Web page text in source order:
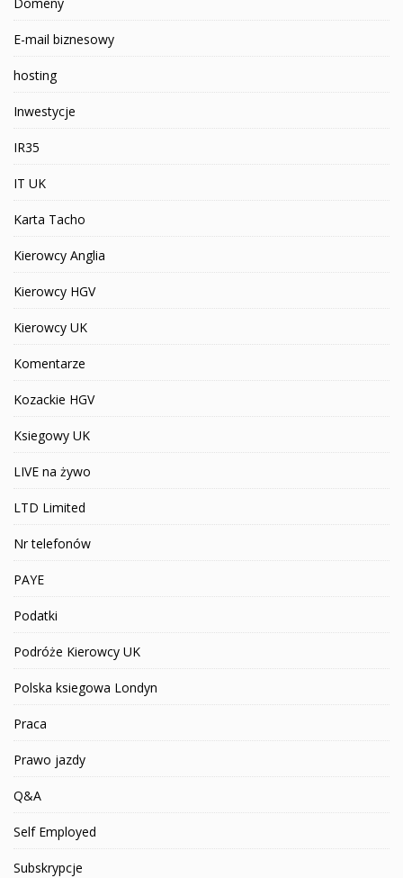
E-mail biznesowy
hosting
Inwestycje
IR35
IT UK
Karta Tacho
Kierowcy Anglia
Kierowcy HGV
Kierowcy UK
Komentarze
Kozackie HGV
Ksiegowy UK
LIVE na żywo
LTD Limited
Nr telefonów
PAYE
Podatki
Podróże Kierowcy UK
Polska ksiegowa Londyn
Praca
Prawo jazdy
Q&A
Self Employed
Subskrypcje